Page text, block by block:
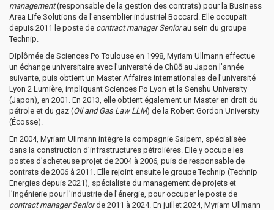
management(responsable de la gestion des contrats) pour la Business
Area Life Solutions de l’ensemblier industriel Boccard. Elle occupait
depuis 2011 le poste de contract manager Seniorau sein du groupe
Technip.
Diplômée de Sciences Po Toulouse en 1998, Myriam Ullmann effectue
un échange universitaire avec l’université de Chūō au Japon l’année
suivante, puis obtient un Master Affaires internationales de l’université
Lyon 2 Lumière, impliquant Sciences Po Lyon et la Senshu University
(Japon), en 2001. En 2013, elle obtient également un Master en droit du
pétrole et du gaz (Oil and Gas Law LLM) de la Robert Gordon University
(Écosse).
En 2004, Myriam Ullmann intègre la compagnie Saipem, spécialisée
dans la construction d’infrastructures pétrolières. Elle y occupe les
postes d’acheteuse projet de 2004 à 2006, puis de responsable de
contrats de 2006 à 2011. Elle rejoint ensuite le groupe Technip (Technip
Energies depuis 2021), spécialiste du management de projets et
l’ingénierie pour l’industrie de l’énergie, pour occuper le poste de
contract manager Seniorde 2011 à 2024. En juillet 2024, Myriam Ullmann